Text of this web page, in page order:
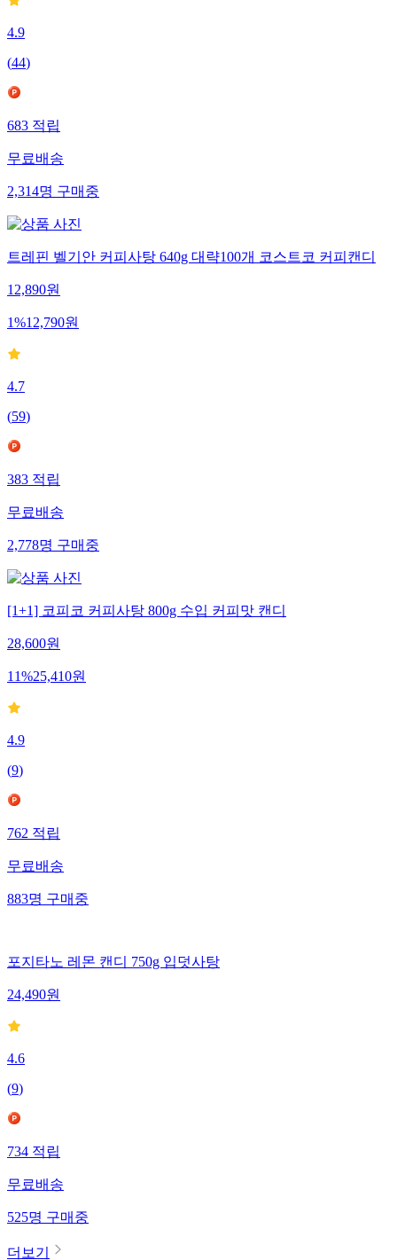
4.9
(44)
683적립
무료배송
2,314명구매중
트레핀 벨기안 커피사탕 640g 대략100개 코스트코 커피캔디
12,890원
1%12,790원
4.7
(59)
383적립
무료배송
2,778명구매중
[1+1] 코피코 커피사탕 800g 수입 커피맛 캔디
28,600원
11%25,410원
4.9
(9)
762적립
무료배송
883명구매중
포지타노 레몬 캔디 750g 입덧사탕
24,490원
4.6
(9)
734적립
무료배송
525명구매중